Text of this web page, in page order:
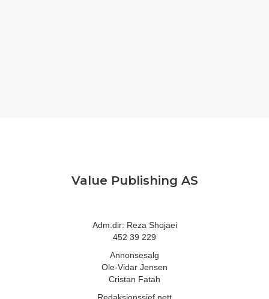
Value Publishing AS
Adm.dir: Reza Shojaei
452 39 229
Annonsesalg
Ole-Vidar Jensen
Cristan Fatah